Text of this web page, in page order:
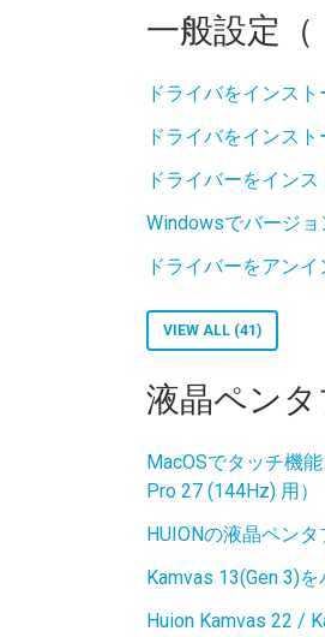
一般設定（
ドライバをインス
ドライバをインス
ドライバーをイン
Windowsでバージ
ドライバーをアン
VIEW ALL (41)
液晶ペンタ
MacOSでタッチ機
Pro 27 (144Hz) 用）
HUIONの液晶ペン
Kamvas 13(Gen 3)
Huion Kamvas 22 /